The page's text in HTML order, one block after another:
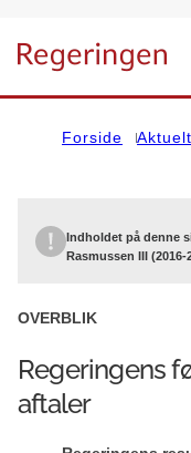
Gå til forsiden
Forside Aktuelt
Indholdet på denne
Rasmussen III (2016-
OVERBLIK
Regeringens
aftaler